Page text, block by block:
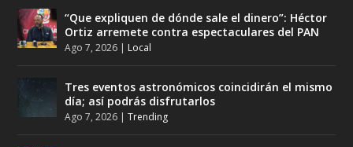
“Que expliquen de dónde sale el dinero”: Héctor
Ortiz arremete contra espectaculares del PAN
Ago 7, 2026 | Local
Tres eventos astronómicos coincidirán el mismo
día; así podrás disfrutarlos
Ago 7, 2026 |Trending